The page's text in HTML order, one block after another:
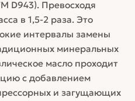
D943). Превосходя
в 1,5-2 раза. Это
интервалы замены
минеральных
масло проходит
с добавлением
и загущающих